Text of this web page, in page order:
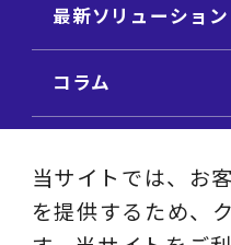
最新ソリューション
コラム
ビジネステーマ解
当サイトでは、お
を提供するため、